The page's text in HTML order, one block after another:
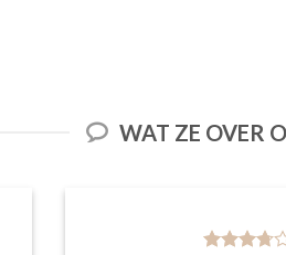
WAT ZE OVER